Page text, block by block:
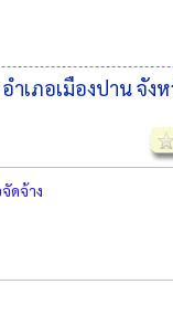
เภอเมืองปาน จัง
ดจ้าง